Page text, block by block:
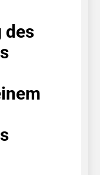
des